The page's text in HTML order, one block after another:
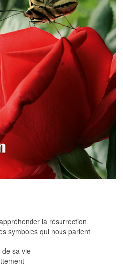
la résurrection
symboles qui nous parlent
de sa vie